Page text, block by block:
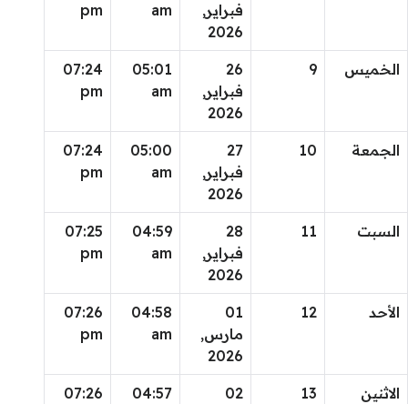
فبراير,
2026
am
pm
الخميس 9
26
فبراير,
2026
05:01
am
07:24
pm
الجمعة 10
27
فبراير,
2026
05:00
am
07:24
pm
السبت 11
28
فبراير,
2026
04:59
am
07:25
pm
الأحد 12
01
مارس,
2026
04:58
am
07:26
pm
الاثنين 13
02
04:57
07:26